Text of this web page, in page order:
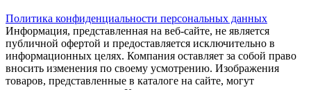
Политика конфиденциальности персональных данных
Информация, представленная на веб-сайте, не является
публичной офертой и предоставляется исключительно в
информационных целях. Компания оставляет за собой право
вносить изменения по своему усмотрению. Изображения
товаров, представленные в каталоге на сайте, могут